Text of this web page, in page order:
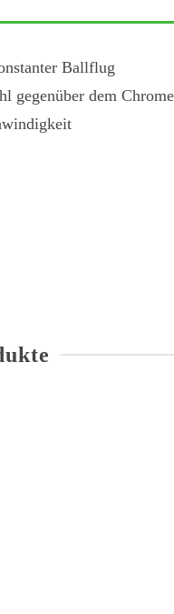
Ballflug
gegenüber dem